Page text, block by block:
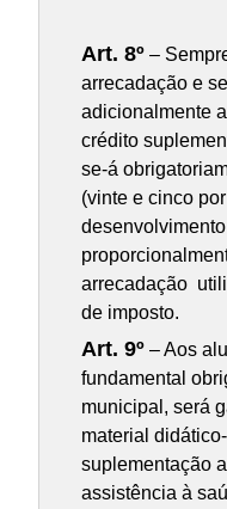
Art. 8º –
arrecadação e
adicionalmente
crédito
se-á
(vinte e cinco
arrecadação
de imposto.
Art. 9º – Aos
fundamental
municipal, será
material
suplementação
assistência à